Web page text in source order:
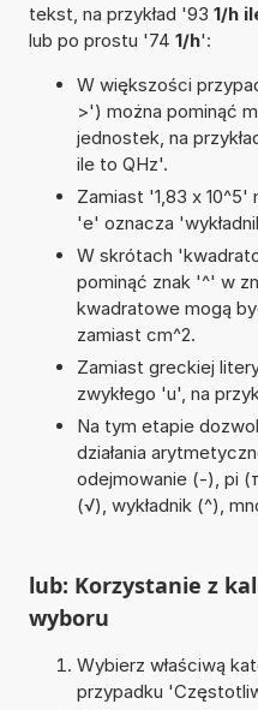
tekst, na przykład '93 1/h
lub po prostu '74 1/h':
W większości
>') można pominąć
jednostek, na
ile to QHz'.
Zamiast '1,83 x 10^5'
'e' oznacza
W skrótach
pominąć znak '^' w
kwadratowe mogą
zamiast cm^2.
Zamiast greckiej
zwykłego 'u', na
Na tym etapie
działania
odejmowanie (-), pi
(√), wykładnik (^),
lub: Korzystanie z
wyboru
Wybierz właściwą
przypadku '